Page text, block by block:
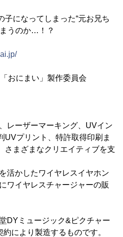
子になってしまった“元お兄ち
うのか…！？
おにまい」製作委員会
レーザーマーキング、UVイン
UVプリント、特許取得印刷ま
さまざまなクリエイティブを支
活かしたワイヤレスイヤホン
ワイヤレスチャージャーの販
DYミュージック&ピクチャー
により製造するものです。